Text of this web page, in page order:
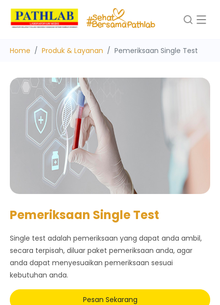
Home Produk & Layanan Pemeriksaan Single Test
Pemeriksaan Single Test
Single test adalah pemeriksaan yang dapat anda ambil,
secara terpisah, diluar paket pemeriksaan anda, agar
anda dapat menyesuaikan pemeriksaan sesuai
kebutuhan anda.
Pesan Sekarang